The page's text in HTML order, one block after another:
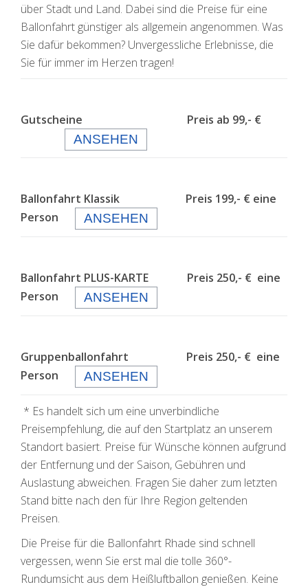
über Stadt und Land. Dabei sind die Preise für eine
Ballonfahrt günstiger als allgemein angenommen. Was
Sie dafür bekommen? Unvergessliche Erlebnisse, die
Sie für immer im Herzen tragen!
Gutscheine Preis ab 99,- €
ANSEHEN
Ballonfahrt Klassik Preis 199,- € eine
Person
ANSEHEN
Ballonfahrt PLUS-KARTE Preis 250,- € eine
Person
ANSEHEN
Gruppenballonfahrt Preis 250,- € eine
Person
ANSEHEN
* Es handelt sich um eine unverbindliche
Preisempfehlung, die auf den Startplatz an unserem
Standort basiert. Preise für Wünsche können aufgrund
der Entfernung und der Saison, Gebühren und
Auslastung abweichen. Fragen Sie daher zum letzten
Stand bitte nach den für Ihre Region geltenden
Preisen.
Die Preise für die Ballonfahrt Rhade sind schnell
vergessen, wenn Sie erst mal die tolle 360°-
Rundumsicht aus dem Heißluftballon genießen. Keine